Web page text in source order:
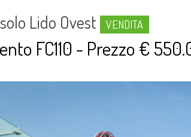
Lido Ovest VENDITA
FC110 - Prezzo €